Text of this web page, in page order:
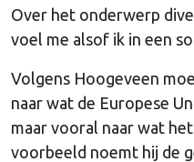
Over het onderwerp
voel me alsof ik in een
Volgens Hoogeveen
naar wat de Europese
maar vooral naar wat
voorbeeld noemt hij de